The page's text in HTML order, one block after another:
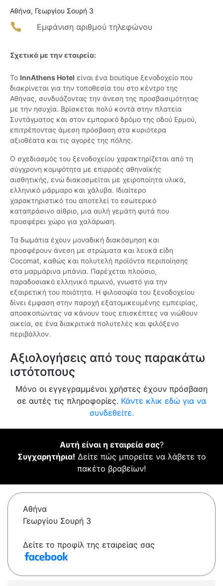
Αθήνα, Γεωργίου Σουρή 3
Εμφάνιση αριθμού τηλεφώνου
Σχετικά με την εταιρεία:
Το InnAthens Hotel είναι ένα boutique ξενοδοχείο που
διακρίνεται για την τοποθεσία του στο κέντρο της
Αθήνας, συνδυάζοντας την άνεση της προσβασιμότητας
με την ησυχία. Βρίσκεται πολύ κοντά στην πλατεία
Συντάγματος και στον εμπορικό δρόμο της οδού Ερμού,
επιτρέποντας άμεση πρόσβαση στα κυριότερα
αξιοθέατα και τις αγορές της πόλης.
Ο σχεδιασμός του ξενοδοχείου χαρακτηρίζεται από τη
σύγχρονη κομψότητα με επιρροές αθηναϊκής
αισθητικής, ενώ διακοσμείται με χειροποίητα υλικά,
ελληνικό μάρμαρο και χάλυβα. Ιδιαίτερο
χαρακτηριστικό του αποτελεί το εσωτερικό
καταπράσινο αίθριο, μια αυλή γεμάτη φυτά που
προσφέρει χώρο για χαλάρωση.
Τα δωμάτια έχουν μοναδική διακόσμηση και
προσφέρουν άνεση με στρώματα και λευκά είδη
Cocomat, καθώς και πολυτελή προϊόντα περιποίησης
στα μαρμάρινα μπάνια. Παρέχεται πλούσιο,
παραδοσιακό ελληνικό πρωινό, γνωστό για την
εξαιρετική του ποιότητα. Η φιλοσοφία του ξενοδοχείου
δίνει έμφαση στην παροχή εξατομικευμένης εμπειρίας,
αποσκοπώντας να κάνουν τους επισκέπτες να νιώθουν
οικεία, σε ένα διακριτικά πολυτελές και φιλόξενο
περιβάλλον.
Αξιολογήσεις από τους παρακάτω
ιστότοπους
Μόνο οι εγγεγραμμένοι χρήστες έχουν πρόσβαση
σε αυτές τις πληροφορίες. Κάντε κλικ εδώ για να
συνδεθείτε.
Αυτή είναι η εταιρεία σας?
Συγχαρητήρια! Δείτε πώς μπορείτε να λάβετε το
πακέτο βραβείων!
Αθήνα
Γεωργίου Σουρή 3
Δείτε το προφίλ της εταιρείας σας